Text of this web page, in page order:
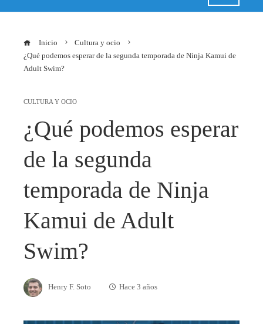
Inicio
Cultura y ocio
¿Qué podemos esperar de la segunda temporada de Ninja Kamui de
Adult Swim?
CULTURA Y OCIO
¿Qué podemos esperar
de la segunda
temporada de Ninja
Kamui de Adult
Swim?
Henry F. Soto Hace 3 años